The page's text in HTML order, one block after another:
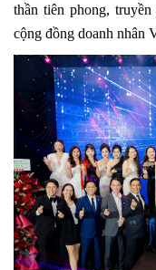
thần tiên phong,
cộng đồng doanh nhân